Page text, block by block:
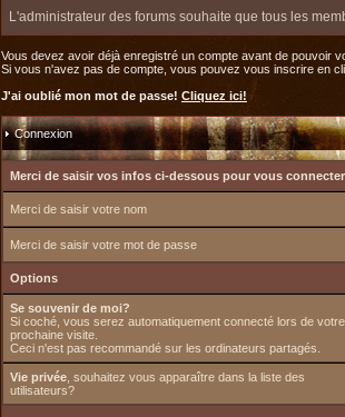
L'administrateur des forums souhaite que tous les
Vous devez avoir déjà enregistré un compte avant de pouvoir
Si vous n'avez pas de compte, vous pouvez vous inscrire en
J'ai oublié mon mot de passe! Cliquez ici!
Connexion
Merci de saisir vos infos ci-dessous pour vous connecter
Merci de saisir votre nom
Merci de saisir votre mot de passe
Options
Se souvenir de moi?
Si coché, vous serez automatiquement connecté lors de votre
prochaine visite.
Ceci n'est pas recommandé sur les ordinateurs partagés.
Vie privée , souhaitez vous apparaître dans la liste des
utilisateurs?